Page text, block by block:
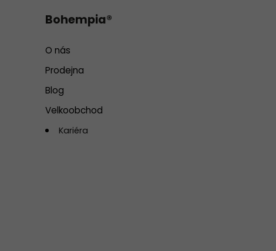
Bohempia®
O nás
Prodejna
Blog
Velkoobchod
Kariéra